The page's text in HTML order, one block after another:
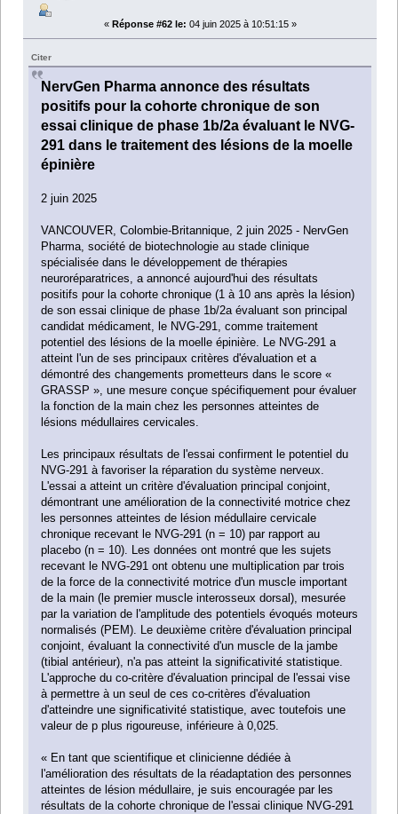
« Réponse #62 le: 04 juin 2025 à 10:51:15 »
Citer
NervGen Pharma annonce des résultats
positifs pour la cohorte chronique de son
essai clinique de phase 1b/2a évaluant le NVG-
291 dans le traitement des lésions de la moelle
épinière
2 juin 2025
VANCOUVER, Colombie-Britannique, 2 juin 2025 - NervGen
Pharma, société de biotechnologie au stade clinique
spécialisée dans le développement de thérapies
neuroréparatrices, a annoncé aujourd'hui des résultats
positifs pour la cohorte chronique (1 à 10 ans après la lésion)
de son essai clinique de phase 1b/2a évaluant son principal
candidat médicament, le NVG-291, comme traitement
potentiel des lésions de la moelle épinière. Le NVG-291 a
atteint l'un de ses principaux critères d'évaluation et a
démontré des changements prometteurs dans le score «
GRASSP », une mesure conçue spécifiquement pour évaluer
la fonction de la main chez les personnes atteintes de
lésions médullaires cervicales.
Les principaux résultats de l'essai confirment le potentiel du
NVG-291 à favoriser la réparation du système nerveux.
L'essai a atteint un critère d'évaluation principal conjoint,
démontrant une amélioration de la connectivité motrice chez
les personnes atteintes de lésion médullaire cervicale
chronique recevant le NVG-291 (n = 10) par rapport au
placebo (n = 10). Les données ont montré que les sujets
recevant le NVG-291 ont obtenu une multiplication par trois
de la force de la connectivité motrice d'un muscle important
de la main (le premier muscle interosseux dorsal), mesurée
par la variation de l'amplitude des potentiels évoqués moteurs
normalisés (PEM). Le deuxième critère d'évaluation principal
conjoint, évaluant la connectivité d'un muscle de la jambe
(tibial antérieur), n'a pas atteint la significativité statistique.
L'approche du co-critère d'évaluation principal de l'essai vise
à permettre à un seul de ces co-critères d'évaluation
d'atteindre une significativité statistique, avec toutefois une
valeur de p plus rigoureuse, inférieure à 0,025.
« En tant que scientifique et clinicienne dédiée à
l'amélioration des résultats de la réadaptation des personnes
atteintes de lésion médullaire, je suis encouragée par les
résultats de la cohorte chronique de l'essai clinique NVG-291